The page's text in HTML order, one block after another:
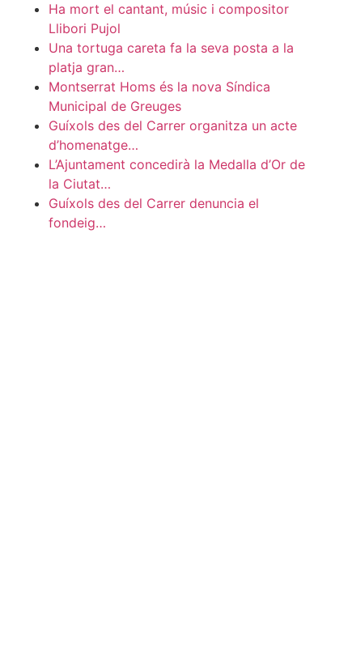
Ha mort el cantant, músic i compositor
Llibori Pujol
Una tortuga careta fa la seva posta a la
platja gran…
Montserrat Homs és la nova Síndica
Municipal de Greuges
Guíxols des del Carrer organitza un acte
d’homenatge…
L’Ajuntament concedirà la Medalla d’Or de
la Ciutat…
Guíxols des del Carrer denuncia el
fondeig…